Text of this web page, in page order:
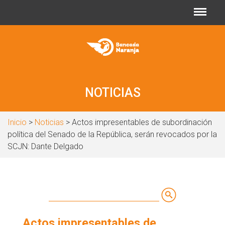
NOTICIAS
Inicio > Noticias > Actos impresentables de subordinación
política del Senado de la República, serán revocados por la
SCJN: Dante Delgado